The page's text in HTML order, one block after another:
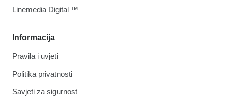
Informacija
Pravila i uvjeti
Politika privatnosti
Savjeti za sigurnost
Linemedia Digital ™